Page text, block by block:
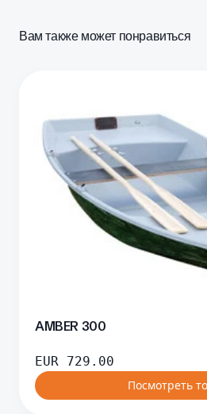
Вам также может понравиться
AMBER 300
EUR
729.00
Посмотреть